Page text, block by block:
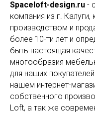
Spaceloft-design.ru -
компания из г. Калуги,
производством и
более 10-ти лет и
быть настоящая
многообразия
для наших
нашем интернет-
собственного
Loft, а так же